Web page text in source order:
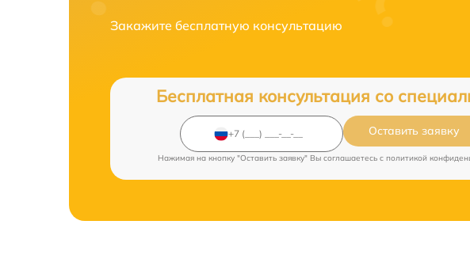
Закажите бесплатную консультацию
Бесплатная консультация со
Оставить заявку
Нажимая на кнопку "Оставить заявку" Вы соглашаетесь c политикой